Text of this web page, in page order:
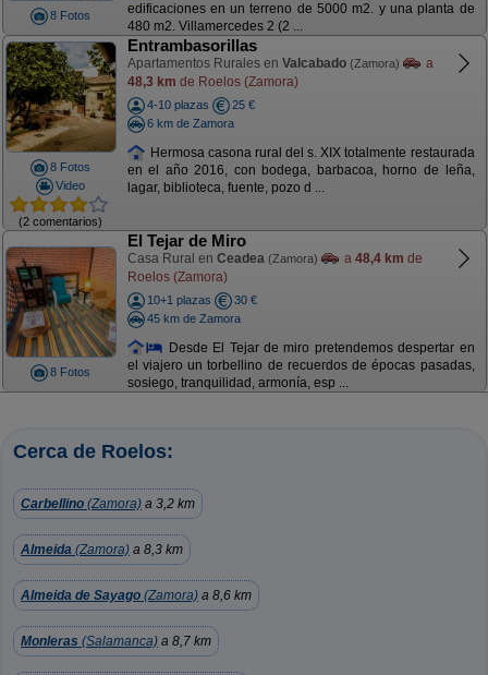
8 Fotos
edificaciones en un terreno de 5000 m2. y una planta de
480 m2. Villamercedes 2 (2 ...
8 Fotos
Video
(2 comentarios)
Entrambasorillas
Apartamentos Rurales en Valcabado (Zamora)
a
48,3 km de Roelos (Zamora)
4-10 plazas
25 €
6 km de Zamora
Hermosa casona rural del s. XIX totalmente restaurada
en el año 2016, con bodega, barbacoa, horno de leña,
lagar, biblioteca, fuente, pozo d ...
8 Fotos
El Tejar de Miro
Casa Rural en Ceadea (Zamora) a 48,4 km de
Roelos (Zamora)
10+1 plazas
30 €
45 km de Zamora
Desde El Tejar de miro pretendemos despertar en
el viajero un torbellino de recuerdos de épocas pasadas,
sosiego, tranquilidad, armonía, esp ...
Cerca de Roelos:
Carbellino (Zamora) a 3,2 km
Almeida (Zamora) a 8,3 km
Almeida de Sayago (Zamora) a 8,6 km
Monleras (Salamanca) a 8,7 km